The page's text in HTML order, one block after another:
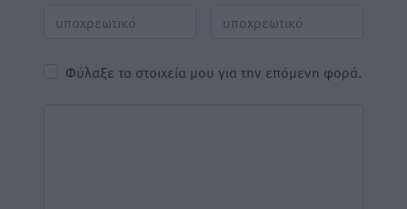
Φύλαξε τα στοιχεία μου για την επόμενη φορά.